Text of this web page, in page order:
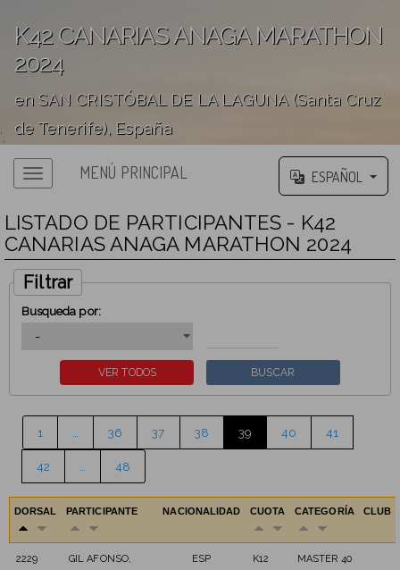
K42 CANARIAS ANAGA MARATHON
2024
en SAN CRISTÓBAL DE LA LAGUNA (Santa Cruz
de Tenerife), España
';
MENÚ PRINCIPAL ESPAÑOL
LISTADO DE PARTICIPANTES - K42
CANARIAS ANAGA MARATHON 2024
Filtrar
Busqueda por:
1 36 37 38 39 40 41
42 48
DORSAL PARTICIPANTE NACIONALIDAD CUOTA CATEGORÍA CLUB
2229
GIL AFONSO,
ESP K12 MASTER 40